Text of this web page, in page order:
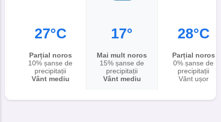
27°C
Parțial noros
10% șanse de
precipitații
Vânt mediu
17°
Mai mult noros
15% șanse de
precipitații
Vânt mediu
28°C
Parțial noros
0% șanse de
precipitații
Vânt ușor